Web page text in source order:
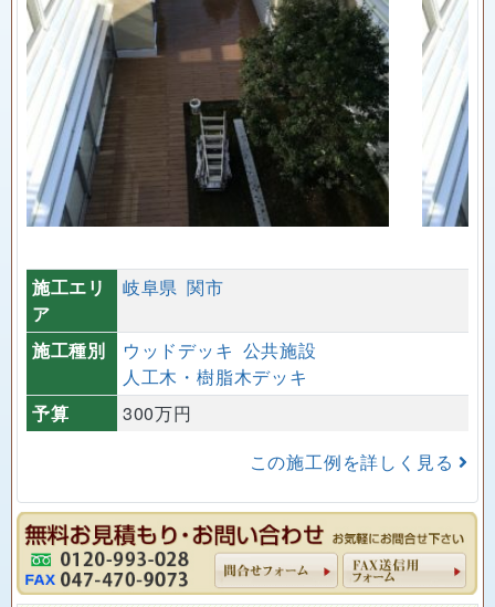
施工エリ
ア
岐阜県 関市
施工種別 ウッドデッキ 公共施設
人工木・樹脂木デッキ
予算
300万円
この施工例を詳しく見る